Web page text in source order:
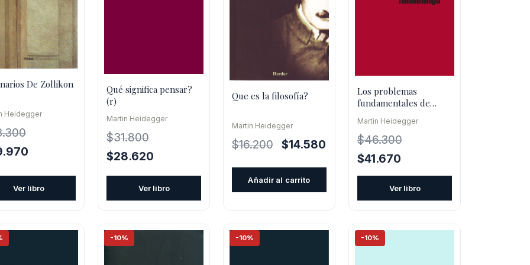
De Zollikon
Heidegger
actual
es:
Ver libro
Qué significa pensar?
(r)
Martin Heidegger
$31.800
El
original
era:
$28.620
actual
es:
Ver libro
Que es la filosofía?
Martin Heidegger
$16.200
El
$14.580
$14.580.
Añadir al carrito
Los problemas
fundamentales de
Martin Heidegger
$46.300
El
original
era:
$41.670
actual
es:
Ver libro
-10% -10% -10%